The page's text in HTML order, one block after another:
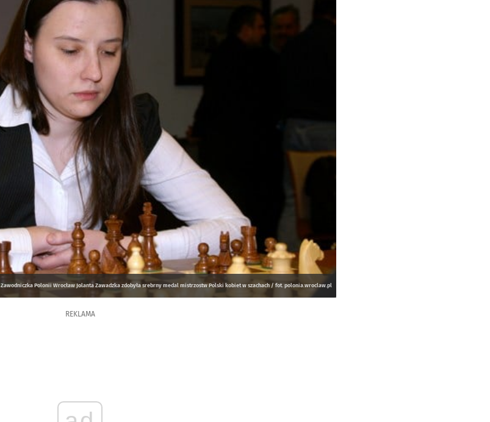
Zawodniczka Polonii Wrocław Jolanta Zawadzka zdobyła srebrny medal mistrzostw Polski kobiet w szachach / fot. polonia.wroclaw.pl
REKLAMA